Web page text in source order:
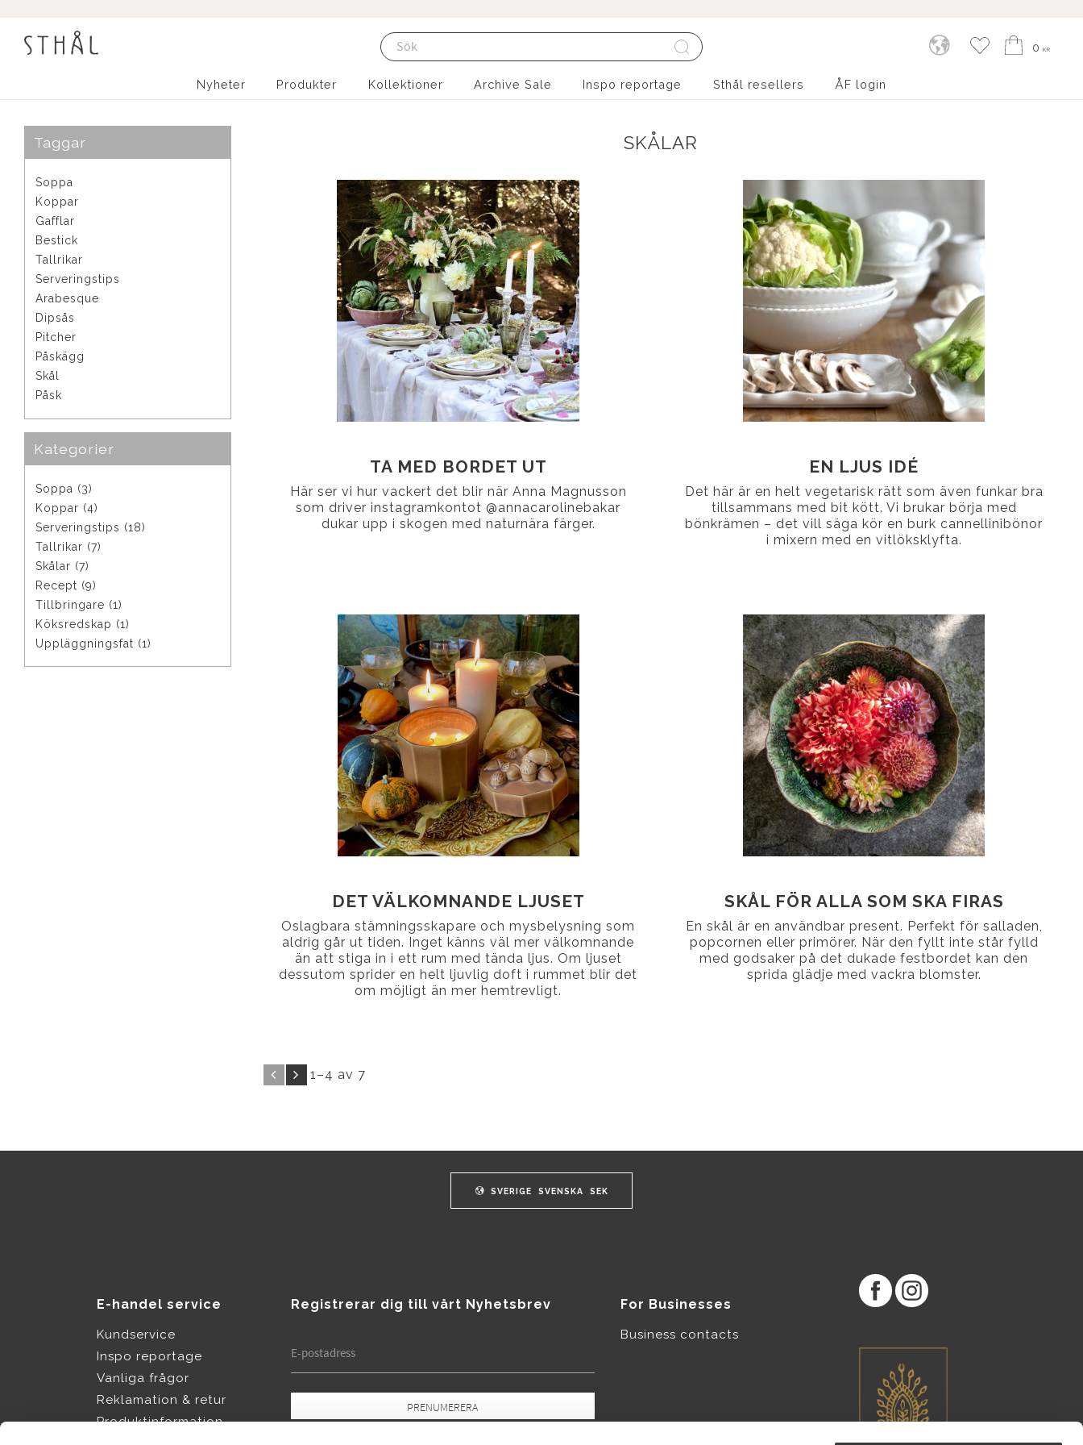
Favoriter
Kundvagn
0 KR
Nyheter Produkter Kollektioner Archive Sale Inspo reportage Sthål resellers ÅF login
Taggar
Soppa
Koppar
Gafflar
Bestick
Tallrikar
Serveringstips
Arabesque
Dipsås
Pitcher
Påskägg
Skål
Påsk
Kategorier
Soppa (3)
Koppar (4)
Serveringstips (18)
Tallrikar (7)
Skålar (7)
Recept (9)
Tillbringare (1)
Köksredskap (1)
Uppläggningsfat (1)
SKÅLAR
TA MED BORDET UT
Här ser vi hur vackert det blir när Anna Magnusson
som driver instagramkontot @annacarolinebakar
dukar upp i skogen med naturnära färger.
EN LJUS IDÉ
Det här är en helt vegetarisk rätt som även funkar bra
tillsammans med bit kött. Vi brukar börja med
bönkrämen – det vill säga kör en burk cannellinibönor
i mixern med en vitlöksklyfta.
DET VÄLKOMNANDE LJUSET
Oslagbara stämningsskapare och mysbelysning som
aldrig går ut tiden. Inget känns väl mer välkomnande
än att stiga in i ett rum med tända ljus. Om ljuset
dessutom sprider en helt ljuvlig doft i rummet blir det
om möjligt än mer hemtrevligt.
SKÅL FÖR ALLA SOM SKA FIRAS
En skål är en användbar present. Perfekt för salladen,
popcornen eller primörer. När den fyllt inte står fylld
med godsaker på det dukade festbordet kan den
sprida glädje med vackra blomster.
1–4 av 7
SVERIGE SVENSKA SEK
E-handel service
Kundservice
Inspo reportage
Vanliga frågor
Reklamation & retur
Produktinformation
Registrerar dig till vårt Nyhetsbrev
PRENUMERERA
For Businesses
Business contacts